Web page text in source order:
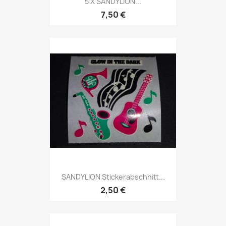
7,50 €
SANDYLION Stickerabschnitt...
2,50 €